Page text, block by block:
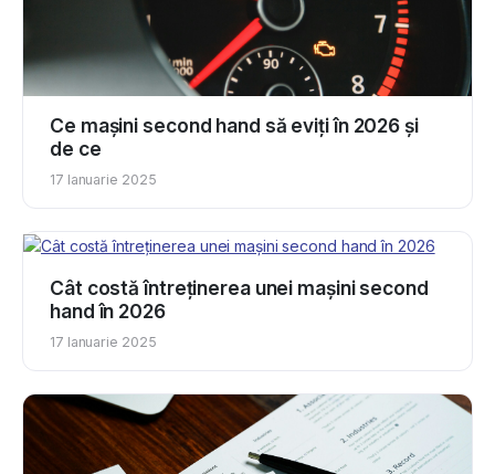
Ce mașini second hand să eviți în 2026 și
de ce
17 Ianuarie 2025
Cât costă întreținerea unei mașini second
hand în 2026
17 Ianuarie 2025